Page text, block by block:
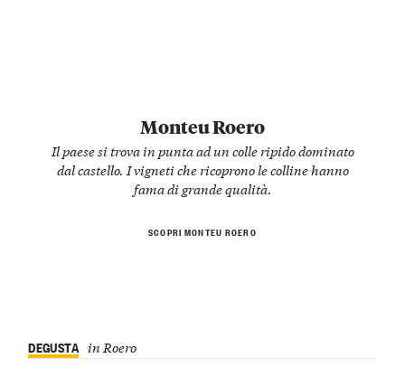
Monteu Roero
Il paese si trova in punta ad un colle ripido dominato
dal castello. I vigneti che ricoprono le colline hanno
fama di grande qualità.
SCOPRI MONTEU ROERO
DEGUSTA in Roero